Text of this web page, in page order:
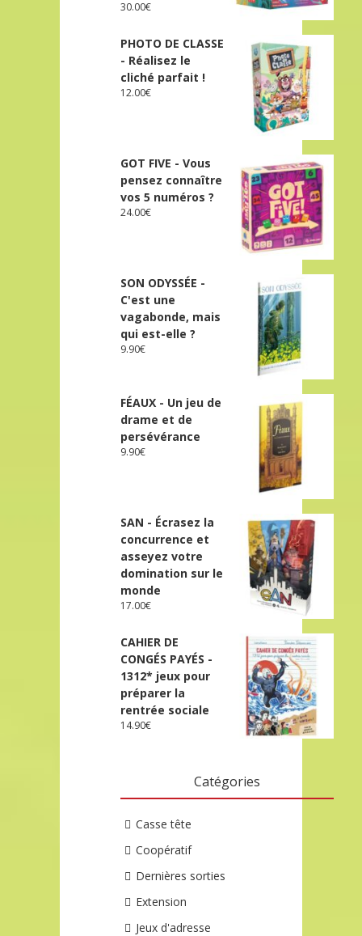
30.00€
PHOTO DE CLASSE
- Réalisez le
cliché parfait !
12.00€
GOT FIVE - Vous
pensez connaître
vos 5 numéros ?
24.00€
SON ODYSSÉE -
C'est une
vagabonde, mais
qui est-elle ?
9.90€
FÉAUX - Un jeu de
drame et de
persévérance
9.90€
SAN - Écrasez la
concurrence et
asseyez votre
domination sur le
monde
17.00€
CAHIER DE
CONGÉS PAYÉS -
1312* jeux pour
préparer la
rentrée sociale
14.90€
Catégories
Casse tête
Coopératif
Dernières sorties
Extension
Jeux d'adresse